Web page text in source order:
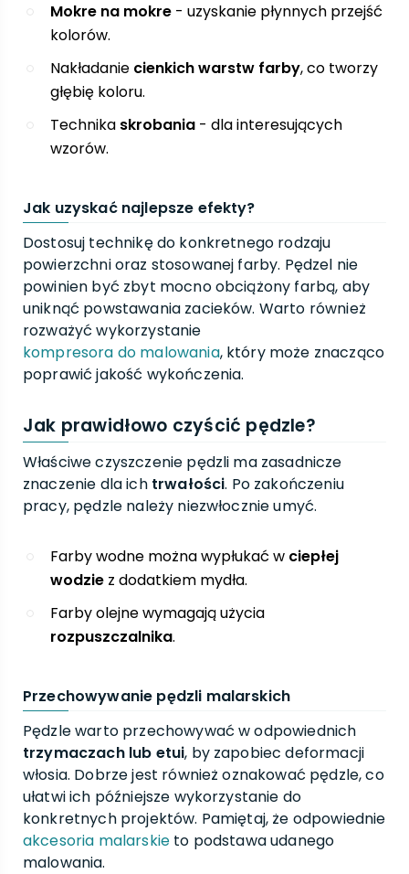
Mokre na mokre - uzyskanie płynnych przejść
kolorów.
Nakładanie cienkich warstw farby, co tworzy
głębię koloru.
Technika skrobania - dla interesujących
wzorów.
Jak uzyskać najlepsze efekty?
Dostosuj technikę do konkretnego rodzaju
powierzchni oraz stosowanej farby. Pędzel nie
powinien być zbyt mocno obciążony farbą, aby
uniknąć powstawania zacieków. Warto również
rozważyć wykorzystanie
kompresora do malowania, który może znacząco
poprawić jakość wykończenia.
Jak prawidłowo czyścić pędzle?
Właściwe czyszczenie pędzli ma zasadnicze
znaczenie dla ich trwałości. Po zakończeniu
pracy, pędzle należy niezwłocznie umyć.
Farby wodne można wypłukać w ciepłej
wodzie z dodatkiem mydła.
Farby olejne wymagają użycia
rozpuszczalnika.
Przechowywanie pędzli malarskich
Pędzle warto przechowywać w odpowiednich
trzymaczach lub etui, by zapobiec deformacji
włosia. Dobrze jest również oznakować pędzle, co
ułatwi ich późniejsze wykorzystanie do
konkretnych projektów. Pamiętaj, że odpowiednie
akcesoria malarskie to podstawa udanego
malowania.